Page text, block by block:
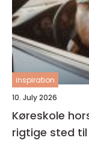
inspiration
10. July 2026
Køreskole
rigtige sted